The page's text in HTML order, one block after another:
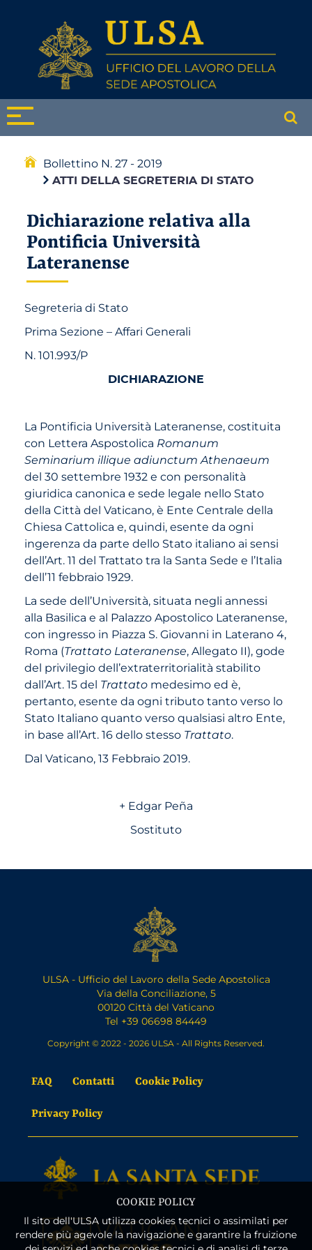
Bollettino N. 27 - 2019
ATTI DELLA SEGRETERIA DI STATO
Dichiarazione relativa alla
Pontificia Università
Lateranense
Segreteria di Stato
Prima Sezione – Affari Generali
N. 101.993/P
DICHIARAZIONE
La Pontificia Università Lateranense, costituita
con Lettera Aspostolica Romanum
Seminarium illique adiunctum Athenaeum
del 30 settembre 1932 e con personalità
giuridica canonica e sede legale nello Stato
della Città del Vaticano, è Ente Centrale della
Chiesa Cattolica e, quindi, esente da ogni
ingerenza da parte dello Stato italiano ai sensi
dell’Art. 11 del Trattato tra la Santa Sede e l’Italia
dell’11 febbraio 1929.
La sede dell’Università, situata negli annessi
alla Basilica e al Palazzo Apostolico Lateranense,
con ingresso in Piazza S. Giovanni in Laterano 4,
Roma (Trattato Lateranense, Allegato II), gode
del privilegio dell’extraterritorialità stabilito
dall’Art. 15 del Trattato medesimo ed è,
pertanto, esente da ogni tributo tanto verso lo
Stato Italiano quanto verso qualsiasi altro Ente,
in base all’Art. 16 dello stesso Trattato.
Dal Vaticano, 13 Febbraio 2019.
+ Edgar Peña
Sostituto
ULSA - Ufficio del Lavoro della Sede Apostolica
Via della Conciliazione, 5
00120 Città del Vaticano
Tel +39 06698 84449
Copyright © 2022 - 2026 ULSA - All Rights Reserved.
FAQ Contatti Cookie Policy
Privacy Policy
COOKIE POLICY
Il sito dell'ULSA utilizza cookies tecnici o assimilati per
rendere più agevole la navigazione e garantire la fruizione